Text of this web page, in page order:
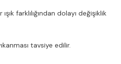
farklılığından dolayı değişiklik
tavsiye edilir.